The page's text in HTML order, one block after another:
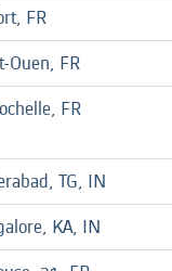
FR
Ouen, FR
FR
TG, IN
KA, IN